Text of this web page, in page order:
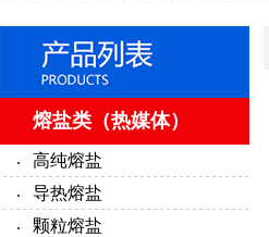
熔盐类（热媒体）
高纯熔盐
导热熔盐
颗粒熔盐